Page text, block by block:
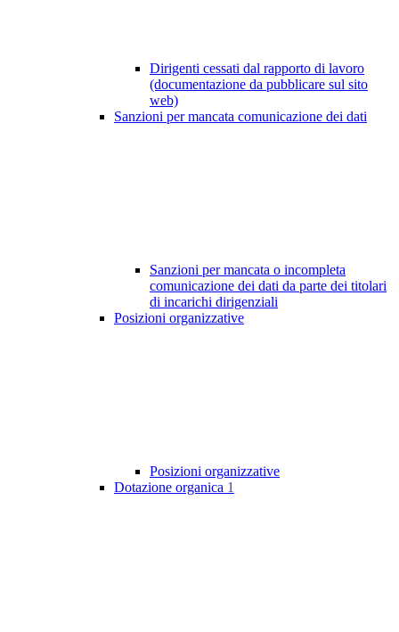
Dirigenti cessati dal rapporto di lavoro
(documentazione da pubblicare sul sito
web)
Sanzioni per mancata comunicazione dei dati
Sanzioni per mancata o incompleta
comunicazione dei dati da parte dei titolari
di incarichi dirigenziali
Posizioni organizzative
Posizioni organizzative
Dotazione organica 1